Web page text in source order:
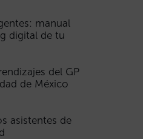
manual
digital de tu
del GP
de México
asistentes de